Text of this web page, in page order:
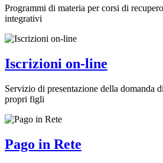
Programmi di materia per corsi di
integrativi
Iscrizioni on-line
Servizio di presentazione della domanda
propri figli
Pago in Rete